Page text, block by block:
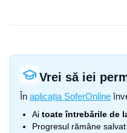
Vrei să iei
În aplicația SoferOnline
Ai toate întrebările de
Progresul rămâne